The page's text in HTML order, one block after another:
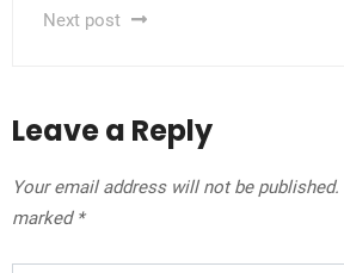
Next post
Leave a Reply
Your email address will not be published.
marked *